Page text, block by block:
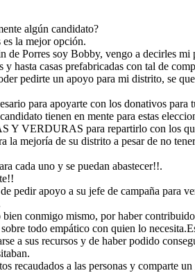
una gran acción en contribuir
en el lugar de cada uno de las
conecto emocionalmente con
y en poder adaptarse en lo
la mejor manera y así creando la
la población.
vio
con
un hombre
y sobre
con quien lo
de ti hijo.
algún candidato?
la mejor opción.
de Porres soy Bobby, vengo a decirles
hasta casas prefabricadas con tal de
pedirte un apoyo para mi distrito, se
para apoyarte con los donativos para
tienen en mente para estas
VERDURAS para repartirlo con los
la mejoría de su distrito a pesar de no
cada uno y se puedan abastecer!!.
pedir apoyo a su jefe de campaña para
bien conmigo mismo, por haber
todo empático con quien lo
a sus recursos y de haber podido
recaudados a las personas y comparte